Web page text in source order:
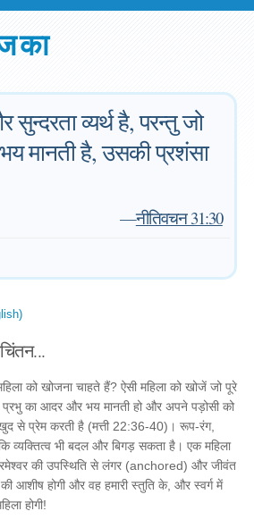
का
सुन्दरता व्यर्थ है, परन्तु जो
भय मानती है, उसकी प्रशंसा
—नीतिवचन 31:30
को खोजना चाहते हैं? ऐसी महिला को खोजें जो पूरे
का आदर और भय मानती हो और अपने पड़ोसी को
से प्रेम करती है (मत्ती 22:36-40)। रूप-रंग,
व्यक्तित्व भी बदल और बिगड़ सकता है। एक महिला
की उपस्थिति से लंगर (anchored) और जीवंत
आशीष होगी और वह हमारी स्तुति के, और स्वर्ग में
होगी!